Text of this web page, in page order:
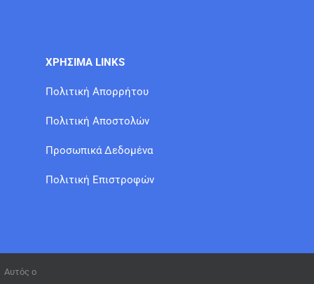
ΧΡΗΣΙΜΑ LINKS
Πολιτική Απορρήτου
Πολιτική Αποστολών
Προσωπικά Δεδομένα
Πολιτική Επιστροφών
Αυτός ο